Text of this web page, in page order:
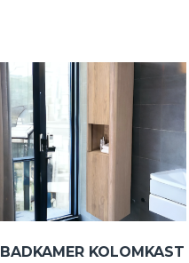
BADKAMER KOLOMKAST